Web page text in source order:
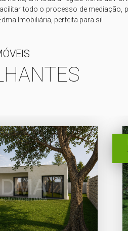
todo o processo de
Imobiliária, perfeita para si!